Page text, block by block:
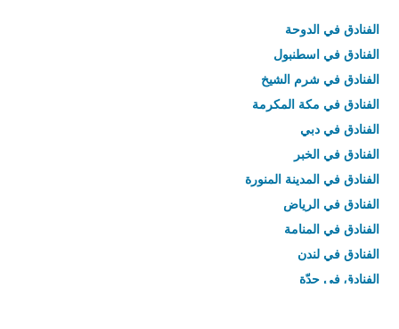
الفنادق في الدوحة
الفنادق في اسطنبول
الفنادق في شرم الشيخ
الفنادق في مكة المكرمة
الفنادق في دبي
الفنادق في الخبر
الفنادق في المدينة المنورة
الفنادق في الرياض
الفنادق في المنامة
الفنادق في لندن
الفنادق في جدّة